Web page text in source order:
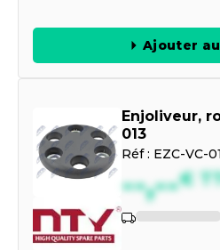
Ajouter
Enjoliveur,
013
Réf : EZC-VC-
--,--€